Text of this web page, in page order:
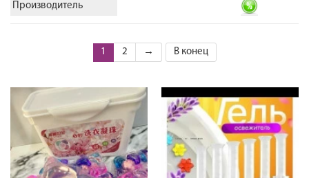
Производитель
1 2 → В конец